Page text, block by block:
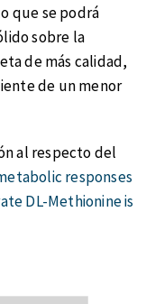
que se podrá
sobre la
de más calidad,
de un menor
al respecto del
responses
DL-Methionine is